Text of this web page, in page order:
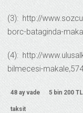
(3): http://
borc-bataginda-
(4): http://
bilmecesi-
48 ay vade 5 bin 200 TL
taksit